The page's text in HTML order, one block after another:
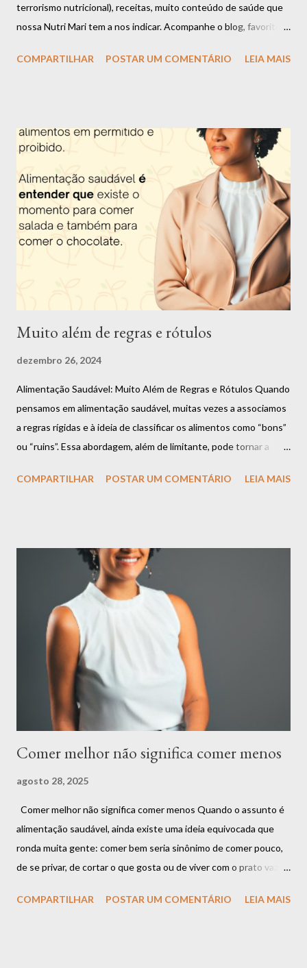
terrorismo nutricional), receitas, muito conteúdo de saúde que
nossa Nutri Mari tem a nos indicar. Acompanhe o blog, favorite,
uma boa alimentação é garantia de saúde e longevidade.
anos e desde os 16 anos eu escolhi essa profissão por ver o
impacto que uma má alimentação causa na saúde e querer
descobrir uma forma de mudar essa situação e assim ajudar as
pessoas. Apesar de ter muitas outras paixões, como citei
anteriormente, eu nunca consegui me enxergar fazendo outra
coisa. Fui uma criança acima do peso e desde nova senti o peso
dos padrões de beleza impostos pela sociedade. O ano de 2022
COMPARTILHAR POSTAR UM COMENTÁRIO LEIA MAIS
Muito além de regras e rótulos
dezembro 26, 2024
Alimentação Saudável: Muito Além de Regras e Rótulos Quando
pensamos em alimentação saudável, muitas vezes a associamos
a regras rígidas e à ideia de classificar os alimentos como “bons”
ou “ruins”. Essa abordagem, além de limitante, pode tornar a
que uma alimentação equilibrada vai muito além dessas
podem ter espaço na sua rotina. Há o momento de apreciar uma
refeição rica em nutrientes, como uma salada colorida e cheia de
sabor. E também há o momento de saborear aquele doce que
você tanto gosta ou um prato especial que traz conforto e boas
memórias. Esses momentos não só são normais, mas também
essenciais para uma relação leve com a comida. O segredo não
está em criar proibições, mas em encontrar o equilíbrio.
Alimentar-se bem é sobre compreender que ...
COMPARTILHAR POSTAR UM COMENTÁRIO LEIA MAIS
Comer melhor não significa comer menos
agosto 28, 2025
Comer melhor não significa comer menos Quando o assunto é
alimentação saudável, ainda existe uma ideia equivocada que
ronda muita gente: comer bem seria sinônimo de comer pouco,
de se privar, de cortar o que gosta ou de viver com o prato vazio.
resposta é: não. Comer melhor não significa comer menos.
COMPARTILHAR POSTAR UM COMENTÁRIO LEIA MAIS